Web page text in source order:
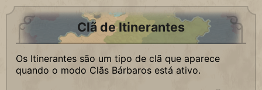
Clã de Itinerantes
Os Itinerantes são um tipo de clã que aparece
quando o modo Clãs Bárbaros está ativo.